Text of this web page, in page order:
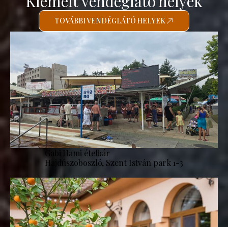
TOVÁBBI VENDÉGLÁTÓ HELYEK
Gabi Hami ételbár
Hajdúszoboszló, Szent István park 1-3